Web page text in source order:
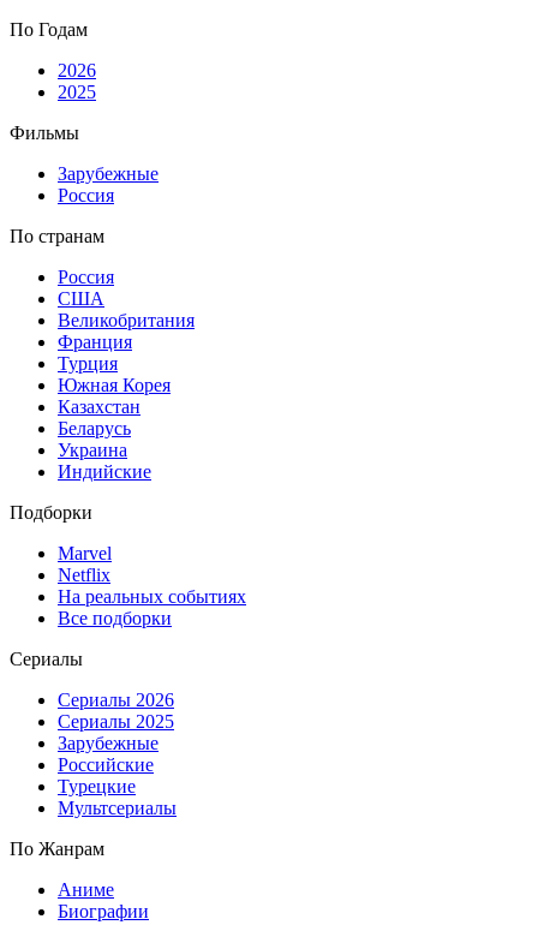
По Годам
2026
2025
Фильмы
Зарубежные
Россия
По странам
Россия
США
Великобритания
Франция
Турция
Южная Корея
Казахстан
Беларусь
Украина
Индийские
Подборки
Marvel
Netflix
На реальных событиях
Все подборки
Сериалы
Сериалы 2026
Сериалы 2025
Зарубежные
Российские
Турецкие
Мультсериалы
По Жанрам
Аниме
Биографии